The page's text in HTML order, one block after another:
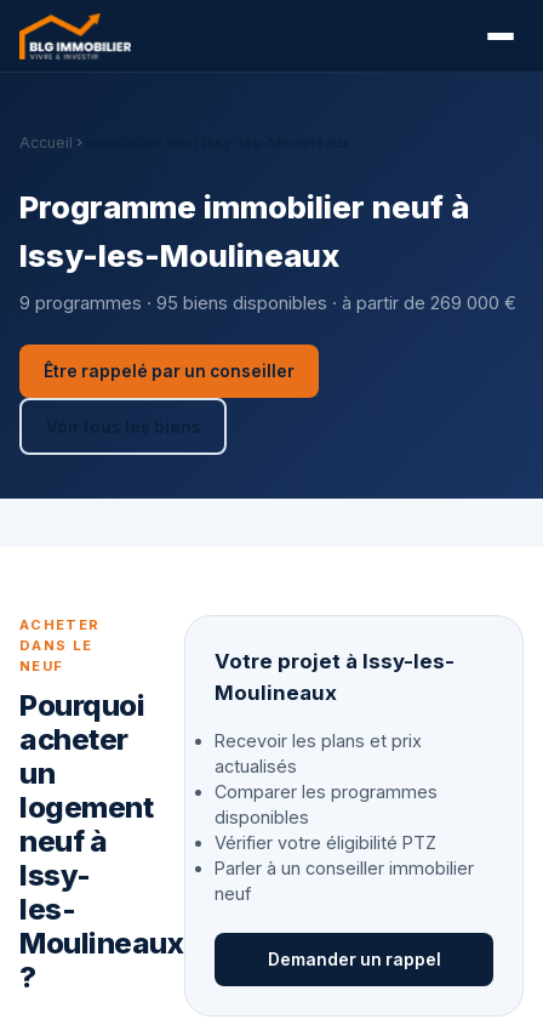
Accueil
Programme immobilier neuf à
Issy-les-Moulineaux
9 programmes · 95 biens disponibles · à partir de 269 000 €
Être rappelé par un conseiller
Voir tous les biens
ACHETER
DANS LE
NEUF
Pourquoi
acheter
un
logement
neuf à
Issy-
les-
Moulineaux
?
Votre projet à Issy-les-
Moulineaux
Recevoir les plans et prix
actualisés
Comparer les programmes
disponibles
Vérifier votre éligibilité PTZ
Parler à un conseiller immobilier
neuf
Demander un rappel